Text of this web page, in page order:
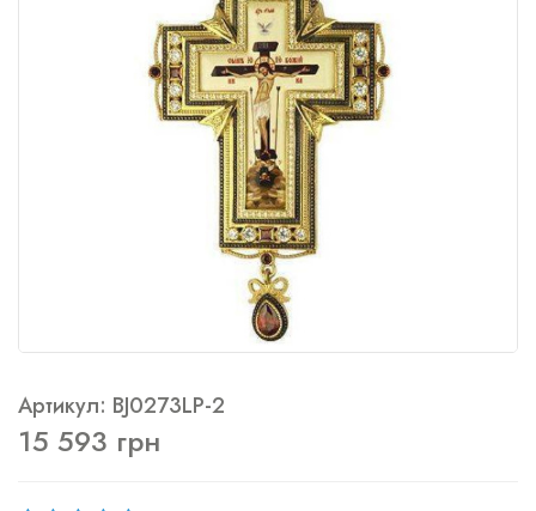
Артикул: BJ0273LP-2
15 593 грн